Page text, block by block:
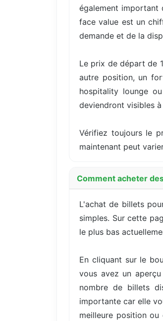
également
face value est un
demande et de la
Le prix de départ de
autre position, un
hospitality lounge
deviendront visibles
Vérifiez toujours le
maintenant peut
Comment acheter
L'achat de billets
simples. Sur cette
le plus bas
En cliquant sur le
vous avez un
nombre de billets
importante car elle
meilleure position